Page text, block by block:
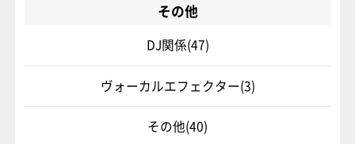
その他
DJ関係(47)
ヴォーカルエフェクター(3)
その他(40)